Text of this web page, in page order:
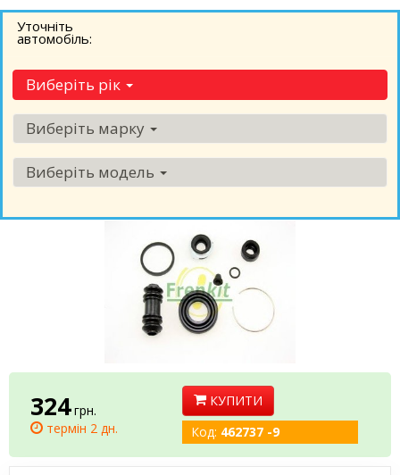
Уточніть
автомобіль:
Виберіть рік
Виберіть марку
Виберіть модель
324 грн.
термін 2 дн.
КУПИТИ
Код: 462737 -9